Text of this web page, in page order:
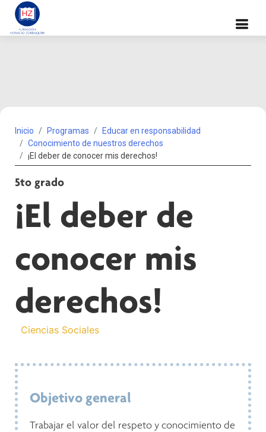
Inicio Programas
Educar en responsabilidad
Conocimiento de nuestros derechos
¡El deber de conocer mis derechos!
5to grado
¡El deber de
conocer mis
derechos!
Ciencias Sociales
Objetivo general
Trabajar el valor del respeto y conocimiento de